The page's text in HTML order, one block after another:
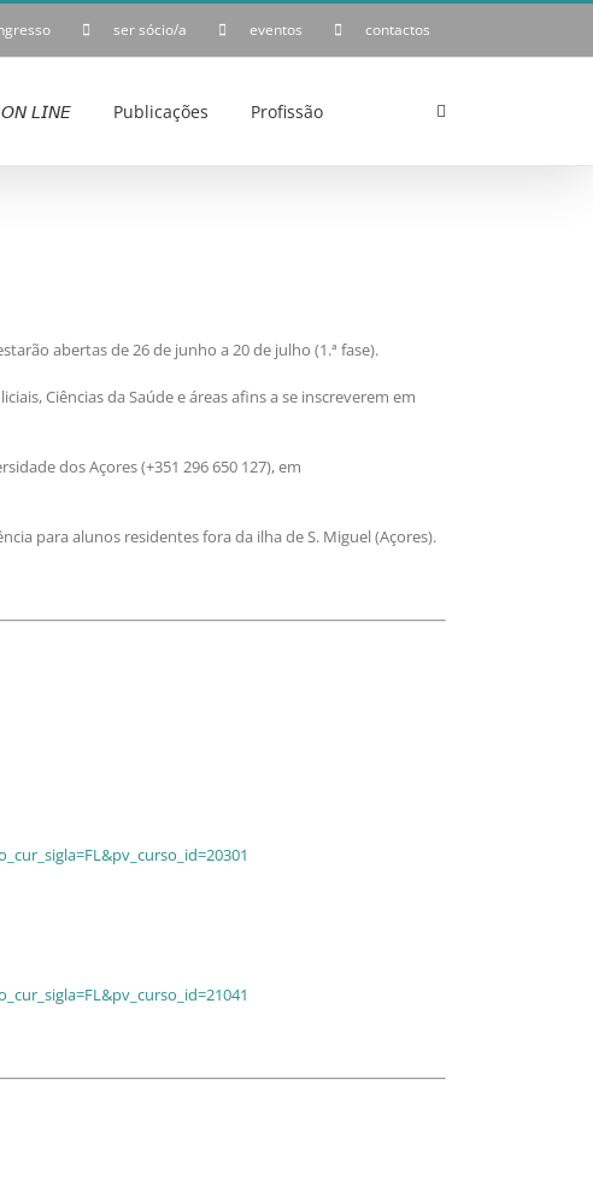
ser sócio/a eventos contactos
𝘖𝘕 𝘓𝘐𝘕𝘌 Publicações Profissão
abertas de 26 de junho a 20 de julho (1.ª fase).
Ciências da Saúde e áreas afins a se inscreverem em
dos Açores (+351 296 650 127), em
para alunos residentes fora da ilha de S. Miguel (Açores).